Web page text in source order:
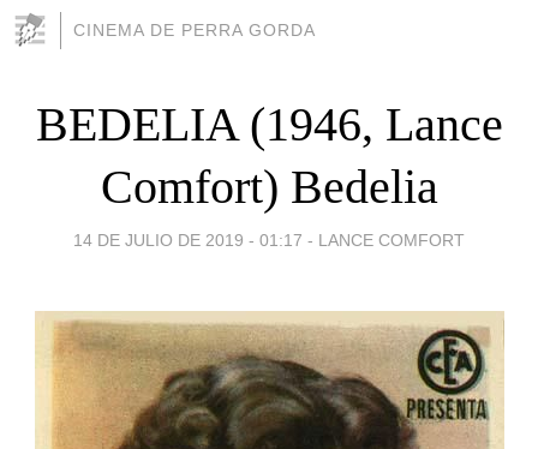
CINEMA DE PERRA GORDA
BEDELIA (1946, Lance
Comfort) Bedelia
14 DE JULIO DE 2019 - 01:17 - LANCE COMFORT